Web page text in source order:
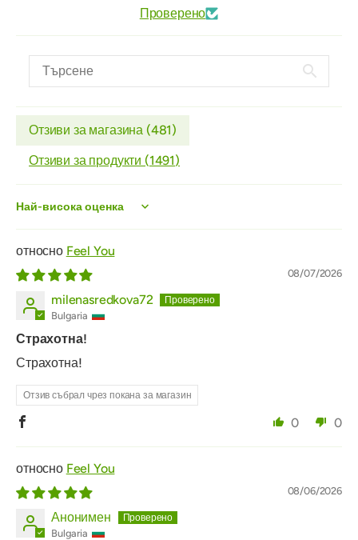
Проверено
Отзиви за магазина (481)
Отзиви за продукти (1491)
Sort by
Feel You
08/07/2026
milenasredkova72
Bulgaria
Страхотна!
Страхотна!
Отзив събрал чрез покана за магазин
0 0
Feel You
08/06/2026
Анонимен
Bulgaria